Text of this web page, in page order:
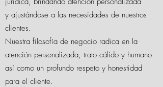
y ajustándose a las necesidades de nuestros
clientes.
Nuestra filosofía de negocio radica en la
atención personalizada, trato cálido y humano
así como un profundo respeto y honestidad
para el cliente.